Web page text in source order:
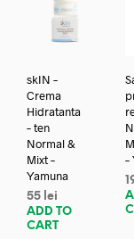
skIN –
Crema
Hidratanta
– ten
Normal &
Mixt –
Yamuna
55 lei
ADD TO
CART
–